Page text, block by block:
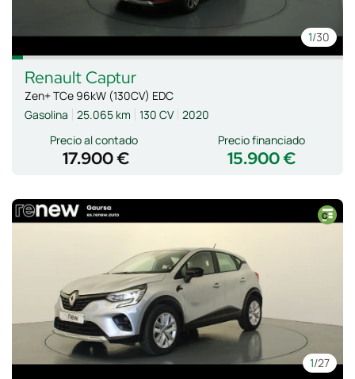
1/30
Renault Captur
Zen+ TCe 96kW (130CV) EDC
Gasolina
25.065 km 130 CV 2020
Precio al contado
17.900 € 15.900 €
Precio financiado
1/27